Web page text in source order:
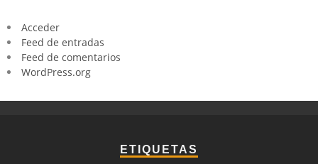
Acceder
Feed de entradas
Feed de comentarios
WordPress.org
ETIQUETAS